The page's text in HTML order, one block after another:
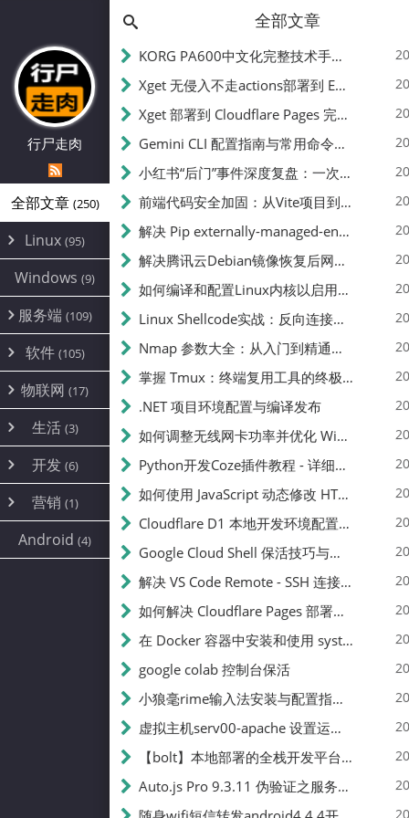
行尸走肉
全部文章 (250)
Linux (95)
Alpine
CentOS(17)
Debian(24)
ProxmoxVE
Ubuntu(7)
Windows (9)
服务端 (109)
环境配置
DD重装(3)
加速优化(34)
面板(12)
容器
游戏 (7)
饥荒(7)
云服务商(4)
WEB源码(6)
建站(5)
软件 (105)
安全(12)
办公(4)
图片 (2)
文件
系统 (35)
AI(10)
物联网 (17)
路由器
随身wifi(1)
mobile(14)
刷机
magisk
生活 (3)
线报
sim卡(1)
开发 (6)
编译
JavaScript(2)
python(2)
营销 (1)
公关(1)
SEO(1)
Android (4)
全部文章
KORG PA600中文化完整技术手册 - 从逆向到实现的全流程指南
Xget 无侵入不走actions部署到 EdgeOne Pages 指南
Xget 部署到 Cloudflare Pages 完整指南 - 无需修改源码的构建配置
Gemini CLI 配置指南与常用命令中文翻译 | API Key、MCP、代理设置
小红书“后门”事件深度复盘：一次沉默危机下的品牌、技术与流程三重考验
前端代码安全加固：从Vite项目到纯静态页面的深度混淆技术备忘
解决 Pip externally-managed-environment 错误：临时与永久绕过方案
解决腾讯云Debian镜像恢复后网络不通问题
如何编译和配置Linux内核以启用BBR2 | 内核编译教程
Linux Shellcode实战：反向连接、持久化、免杀技术详解（MSF,Cobalt Strike）- 从原理到C加载器实现
Nmap 参数大全：从入门到精通，掌握网络扫描的核心技巧
掌握 Tmux：终端复用工具的终极指南
.NET 项目环境配置与编译发布
如何调整无线网卡功率并优化 Wifite 的功率设置
Python开发Coze插件教程 - 详细步骤与注意事项
如何使用 JavaScript 动态修改 HTML 中的权限文本 | 前端开发教程
Cloudflare D1 本地开发环境配置指南 | CF Pages Local Development Guide
Google Cloud Shell 保活技巧与配额时间查看方法
解决 VS Code Remote - SSH 连接失败问题：从权限问题到成功启动
如何解决 Cloudflare Pages 部署中的 API Token 权限问题
在 Docker 容器中安装和使用 systemctl 的完整指南
google colab 控制台保活
小狼毫rime输入法安装与配置指南：从基础到高级自定义
虚拟主机serv00-apache 设置运行目录
【bolt】本地部署的全栈开发平台，支持本地及众多API，本地一键生成应用，部署教程
Auto.js Pro 9.3.11 伪验证之服务器接口 Nginx 版
📝
250
篇文章
✍️
231k
总字数
👥